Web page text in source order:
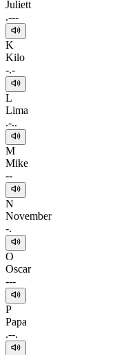
Juliett
.---
K
Kilo
-.-
L
Lima
.-..
M
Mike
--
N
November
-.
O
Oscar
---
P
Papa
.--.